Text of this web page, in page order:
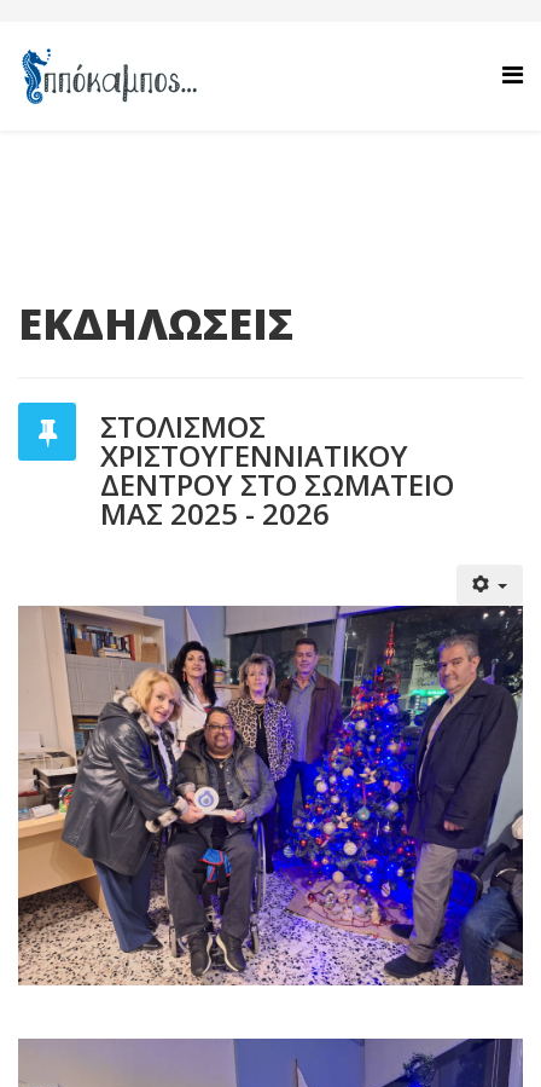
ΕΚΔΗΛΩΣΕΙΣ
ΣΤΟΛΙΣΜΟΣ
ΧΡΙΣΤΟΥΓΕΝΝΙΑΤΙΚΟΥ
ΔΕΝΤΡΟΥ ΣΤΟ ΣΩΜΑΤΕΙΟ
ΜΑΣ 2025 - 2026